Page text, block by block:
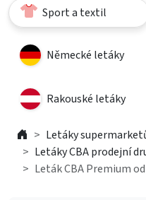
Sport a textil
Německé letáky
Rakouské letáky
Letáky
Letáky CBA prodejní
Leták CBA Premium od